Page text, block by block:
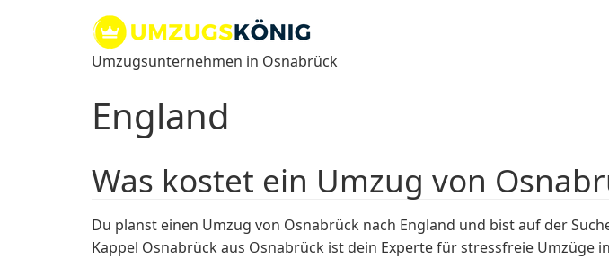
Umzugsunternehmen in Osnabrück
England
Was kostet ein Umzug von
Du planst einen Umzug von Osnabrück nach England und bist auf der
Kappel Osnabrück aus Osnabrück ist dein Experte für stressfreie